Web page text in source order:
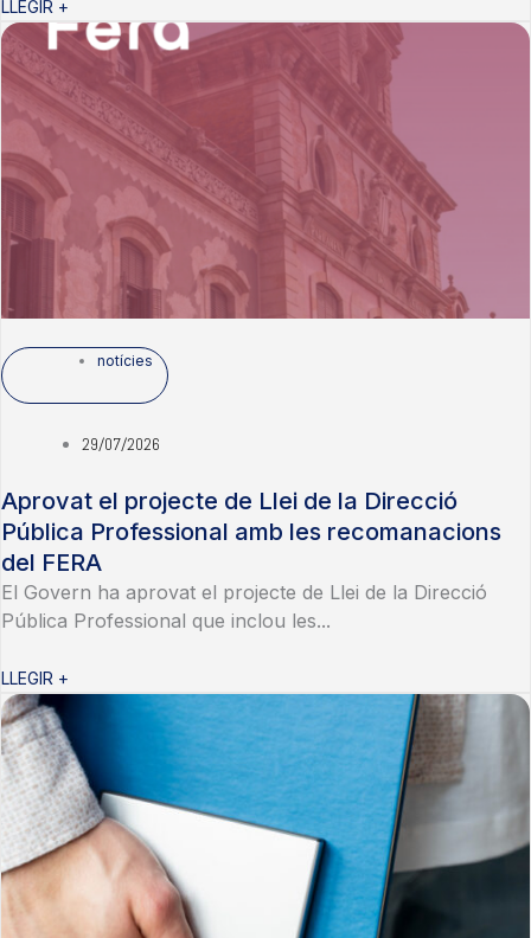
LLEGIR +
notícies
29/07/2026
Aprovat el projecte de Llei de la Direcció
Pública Professional amb les recomanacions
del FERA
El Govern ha aprovat el projecte de Llei de la Direcció
Pública Professional que inclou les...
LLEGIR +